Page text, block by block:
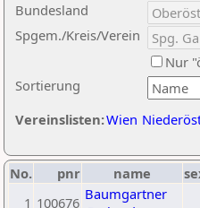
Sortierung
Bundesland
Spgem./Kreis/Verein
Nur
Vereinslisten:Wien
No. pnr name
1 100676 Baumgartner